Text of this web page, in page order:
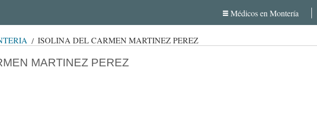
Médicos en Montería
ISOLINA DEL CARMEN MARTINEZ PEREZ
MARTINEZ PEREZ